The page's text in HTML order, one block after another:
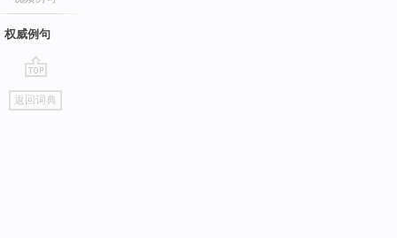
权威例句
go
top
返回词典